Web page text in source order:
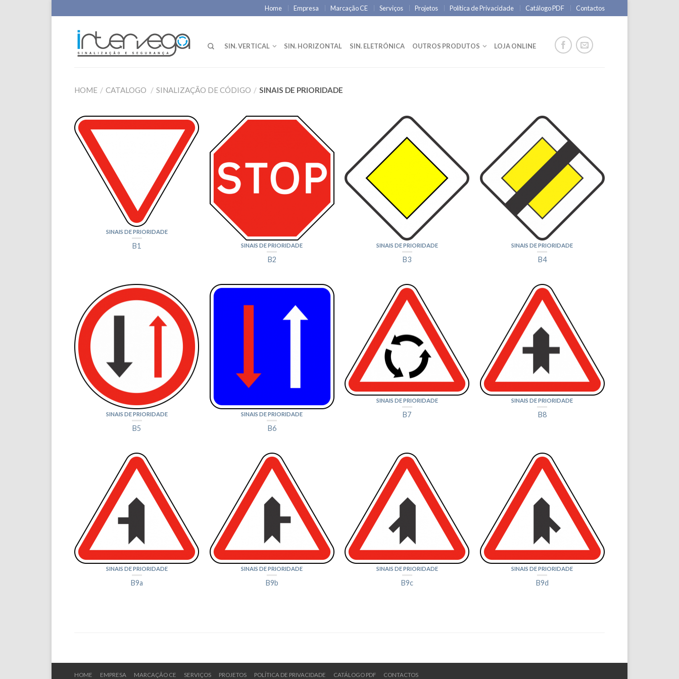
Home Empresa Marcação CE Serviços Projetos Política de Privacidade Catálogo PDF Contactos
SIN. VERTICAL SIN. HORIZONTAL SIN. ELETRÓNICA OUTROS PRODUTOS LOJA ONLINE
HOME / CATALOGO / SINALIZAÇÃO DE CÓDIGO / SINAIS DE PRIORIDADE
SINAIS DE PRIORIDADE
B1 SINAIS DE PRIORIDADE
B2
SINAIS DE PRIORIDADE
B3
SINAIS DE PRIORIDADE
B4
SINAIS DE PRIORIDADE
B5
SINAIS DE PRIORIDADE
B6
SINAIS DE PRIORIDADE
B7
SINAIS DE PRIORIDADE
B8
SINAIS DE PRIORIDADE
B9a
SINAIS DE PRIORIDADE
B9b
SINAIS DE PRIORIDADE
B9c
SINAIS DE PRIORIDADE
B9d
HOME EMPRESA MARCAÇÃO CE SERVIÇOS PROJETOS POLÍTICA DE PRIVACIDADE CATÁLOGO PDF CONTACTOS